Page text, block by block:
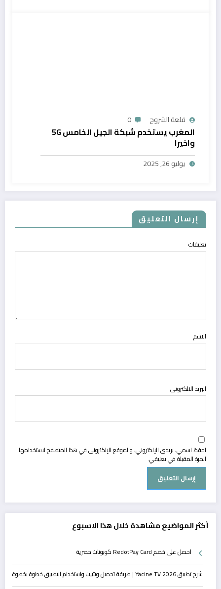
قلعة الشروح 0
المغرب يستخدم شبكة الجيل الخامس 5G
واخيرا
يوليو 26, 2025
إرسال التعليق
تعليقات
الاسم
البريد الالكتروني
احفظ اسمي، بريدي الإلكتروني، والموقع الإلكتروني في هذا المتصفح لاستخدامها
المرة المقبلة في تعليقي.
أكثر المواضيع مشاهدة خلال هذا الاسبوع
احصل على خصم RedotPay Card كوبونات حصرية
شرح تطبيق Yacine TV 2026 | طريقة تحميل وتثبيت واستخدام التطبيق خطوة بخطوة